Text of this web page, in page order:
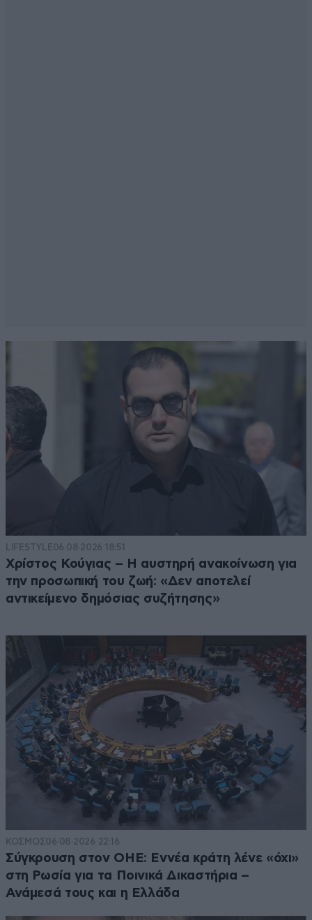
LIFESTYLE06·08·2026 18:51
Χρίστος Κούγιας – Η αυστηρή ανακοίνωση για
την προσωπική του ζωή: «Δεν αποτελεί
αντικείμενο δημόσιας συζήτησης»
ΚΟΣΜΟΣ06·08·2026 22:16
Σύγκρουση στον ΟΗΕ: Εννέα κράτη λένε «όχι»
στη Ρωσία για τα Ποινικά Δικαστήρια –
Ανάμεσά τους και η Ελλάδα